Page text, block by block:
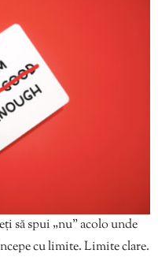
să spui „nu” acolo unde
cu limite. Limite clare.